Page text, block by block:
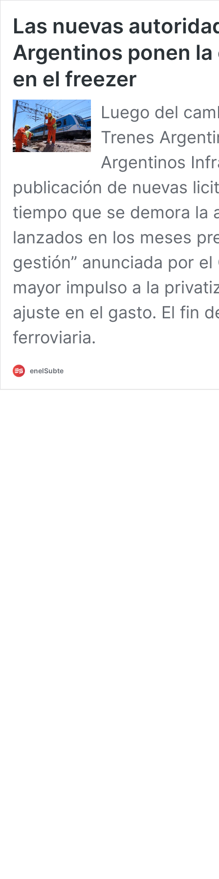
Las nuevas
Argentinos ponen
en el freezer
Luego del
Trenes
Argentinos
publicación de nuevas
tiempo que se demora la
lanzados en los meses
gestión” anunciada por
mayor impulso a la
ajuste en el gasto. El fin
ferroviaria.
enelSubte